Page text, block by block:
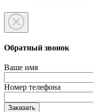
Обратный звонок
Ваше имя
Номер телефона